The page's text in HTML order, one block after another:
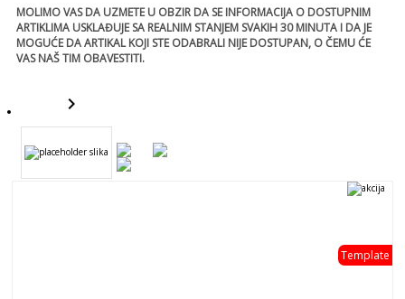
MOLIMO VAS DA UZMETE U OBZIR DA SE INFORMACIJA O DOSTUPNIM
ARTIKLIMA USKLAĐUJE SA REALNIM STANJEM SVAKIH 30 MINUTA I DA JE
MOGUĆE DA ARTIKAL KOJI STE ODABRALI NIJE DOSTUPAN, O ČEMU ĆE
VAS NAŠ TIM OBAVESTITI.
keyboard_arrow_right
- 0 %
template
Template